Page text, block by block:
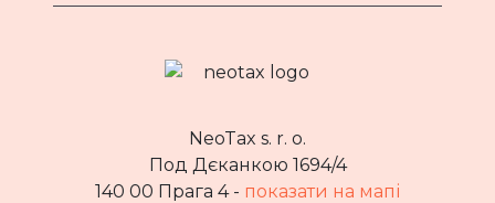
NeoTax s. r. o.
Под Дєканкою 1694/4
140 00 Прага 4 - показати на мапі